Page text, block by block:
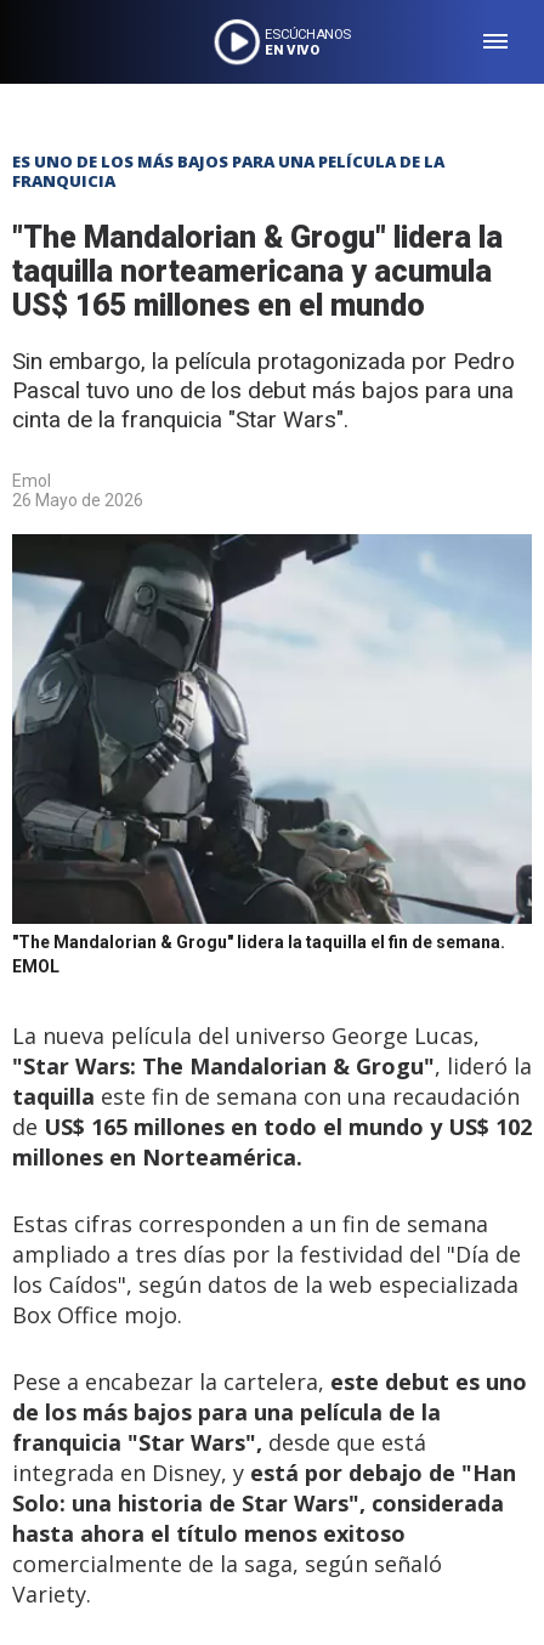
ESCÚCHANOS
EN VIVO
ES UNO DE LOS MÁS BAJOS PARA UNA PELÍCULA DE LA
FRANQUICIA
"The Mandalorian & Grogu" lidera la
taquilla norteamericana y acumula
US$ 165 millones en el mundo
Sin embargo, la película protagonizada por Pedro
Pascal tuvo uno de los debut más bajos para una
cinta de la franquicia "Star Wars".
Emol
26 Mayo de 2026
"The Mandalorian & Grogu" lidera la taquilla el fin de semana.
EMOL
La nueva película del universo George Lucas,
"Star Wars: The Mandalorian & Grogu", lideró la
taquilla este fin de semana con una recaudación
de US$ 165 millones en todo el mundo y US$ 102
millones en Norteamérica.
Estas cifras corresponden a un fin de semana
ampliado a tres días por la festividad del "Día de
los Caídos", según datos de la web especializada
Box Office mojo.
Pese a encabezar la cartelera, este debut es uno
de los más bajos para una película de la
franquicia "Star Wars", desde que está
integrada en Disney, y está por debajo de "Han
Solo: una historia de Star Wars", considerada
hasta ahora el título menos exitoso
comercialmente de la saga, según señaló
Variety.